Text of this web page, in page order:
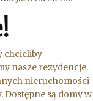
chcieliby
nasze rezydencje.
nieruchomości
są domy w